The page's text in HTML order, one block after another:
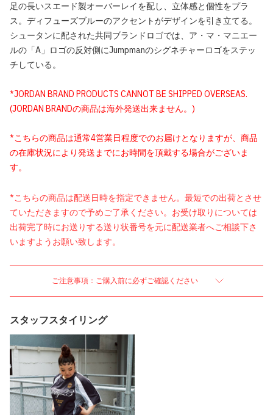
足の長いスエード製オーバーレイを配し、立体感と個性をプラ
ス。ディフューズブルーのアクセントがデザインを引き立てる。
シュータンに配された共同ブランドロゴでは、ア・マ・マニエー
ルの「A」ロゴの反対側にJumpmanのシグネチャーロゴをステッ
チしている。
*JORDAN BRAND PRODUCTS CANNOT BE SHIPPED OVERSEAS.
(JORDAN BRANDの商品は海外発送出来ません。)
*こちらの商品は通常4営業日程度でのお届けとなりますが、商品
の在庫状況により発送までにお時間を頂戴する場合がございま
す。
*こちらの商品は配送日時を指定できません。最短での出荷とさせ
ていただきますので予めご了承ください。お受け取りについては
出荷完了時にお送りする送り状番号を元に配送業者へご相談下さ
いますようお願い致します。
ご注意事項：ご購入前に必ずご確認ください
スタッフスタイリング